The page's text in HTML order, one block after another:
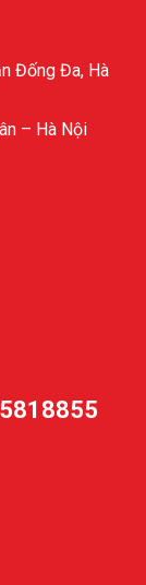
Đống Đa, Hà
– Hà Nội